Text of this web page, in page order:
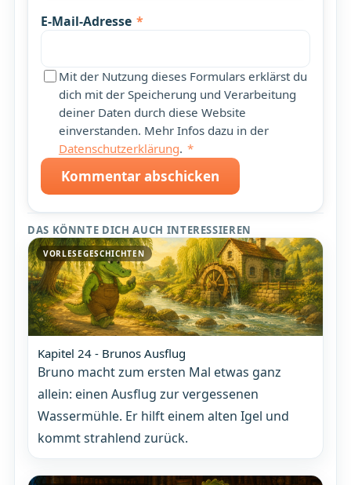
E-Mail-Adresse *
Mit der Nutzung dieses Formulars erklärst du
dich mit der Speicherung und Verarbeitung
deiner Daten durch diese Website
einverstanden. Mehr Infos dazu in der
Datenschutzerklärung. *
Kommentar abschicken
DAS KÖNNTE DICH AUCH INTERESSIEREN
VORLESEGESCHICHTEN
Kapitel 24 - Brunos Ausflug
Bruno macht zum ersten Mal etwas ganz
allein: einen Ausflug zur vergessenen
Wassermühle. Er hilft einem alten Igel und
kommt strahlend zurück.